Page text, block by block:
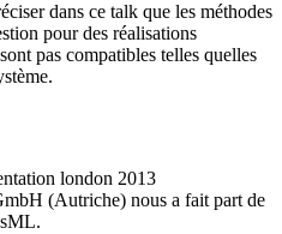
dans ce talk que les méthodes
pour des réalisations
pas compatibles telles quelles
(Autriche) nous a fait part de